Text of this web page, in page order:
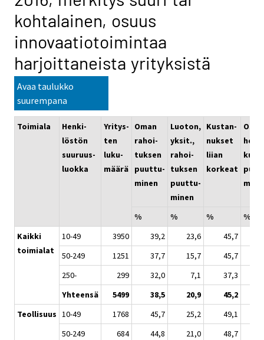
kohtalainen, osuus
innovaatiotoimintaa
harjoittaneista yrityksistä
Avaa taulukko
suurempana
Toimiala
Henki-
löstön
suuruus-
luokka
Yritys-
ten
luku-
määrä
Oman
rahoi-
tuksen
puuttu-
minen
Luoton,
yksit.,
rahoi-
tuksen
puuttu-
minen
Kustan-
nukset
liian
korkeat
% % %
%
Kaikki
toimialat
10-49 3950 39,2 23,6 45,7
50-249
1251 37,7 15,7 45,7
250-
299 32,0 7,1 37,3
Yhteensä
5499 38,5 20,9 45,2
Teollisuus 10-49 1768 45,7 25,2 49,1
50-249
684 44,8 21,0 48,7